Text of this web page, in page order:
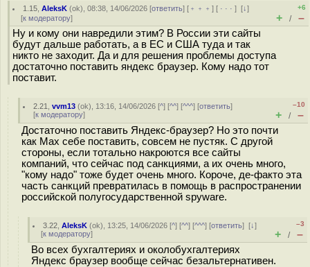
1.15 ,AleksK (ok), 08:38, 14/06/2026 [ответить] [ ﹢﹢﹢] [ · · ·][↓]
[к модератору]
+6
+ / –
Ну и кому они навредили этим? В России эти сайты
будут дальше работать, а в ЕС и США туда и так
никто не заходит. Да и для решения проблемы доступа
достаточно поставить яндекс браузер. Кому надо тот
поставит.
2.21 ,vvm13 (ok), 13:16, 14/06/2026 [^] [^^] [^^^] [ответить]
[к модератору]
–10
+ / –
Достаточно поставить Яндекс-браузер? Но это почти
как Мах себе поставить, совсем не пустяк. С другой
стороны, если тотально накроются все сайты
компаний, что сейчас под санкциями, а их очень много,
"кому надо" тоже будет очень много. Короче, де-факто эта
часть санкций превратилась в помощь в распространении
российской полугосударственной spyware.
3.22 ,AleksK (ok), 13:25, 14/06/2026 [^] [^^] [^^^] [ответить][↓]
[к модератору]
–3
+ / –
Во всех бухгалтериях и околобухгалтериях
Яндекс браузер вообще сейчас безальтернативен.